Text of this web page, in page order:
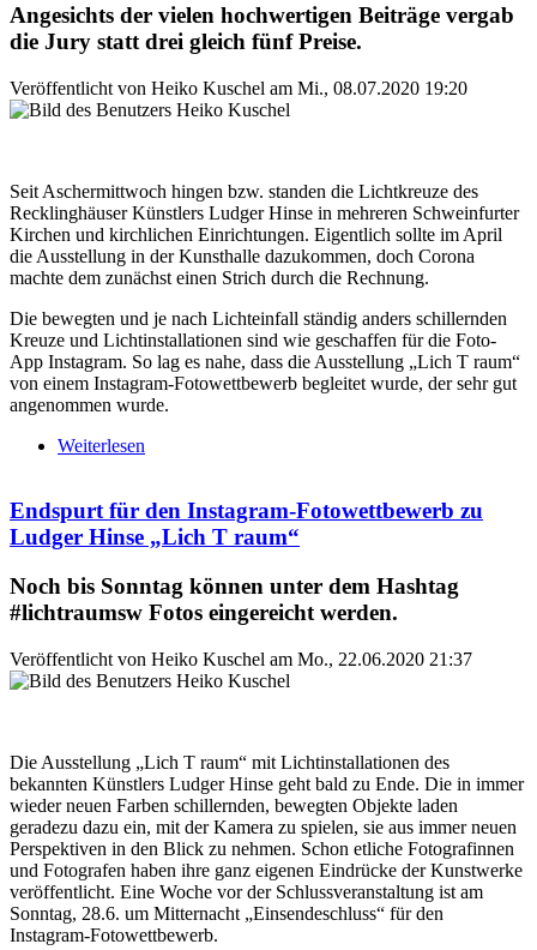
Angesichts der vielen hochwertigen Beiträge vergab
die Jury statt drei gleich fünf Preise.
Veröffentlicht von Heiko Kuschel am Mi., 08.07.2020 19:20
Seit Aschermittwoch hingen bzw. standen die Lichtkreuze des
Recklinghäuser Künstlers Ludger Hinse in mehreren Schweinfurter
Kirchen und kirchlichen Einrichtungen. Eigentlich sollte im April
die Ausstellung in der Kunsthalle dazukommen, doch Corona
machte dem zunächst einen Strich durch die Rechnung.
Die bewegten und je nach Lichteinfall ständig anders schillernden
Kreuze und Lichtinstallationen sind wie geschaffen für die Foto-
App Instagram. So lag es nahe, dass die Ausstellung „Lich T raum“
von einem Instagram-Fotowettbewerb begleitet wurde, der sehr gut
angenommen wurde.
Weiterlesen
Endspurt für den Instagram-Fotowettbewerb zu
Ludger Hinse „Lich T raum“
Noch bis Sonntag können unter dem Hashtag
#lichtraumsw Fotos eingereicht werden.
Veröffentlicht von Heiko Kuschel am Mo., 22.06.2020 21:37
Die Ausstellung „Lich T raum“ mit Lichtinstallationen des
bekannten Künstlers Ludger Hinse geht bald zu Ende. Die in immer
wieder neuen Farben schillernden, bewegten Objekte laden
geradezu dazu ein, mit der Kamera zu spielen, sie aus immer neuen
Perspektiven in den Blick zu nehmen. Schon etliche Fotografinnen
und Fotografen haben ihre ganz eigenen Eindrücke der Kunstwerke
veröffentlicht. Eine Woche vor der Schlussveranstaltung ist am
Sonntag, 28.6. um Mitternacht „Einsendeschluss“ für den
Instagram-Fotowettbewerb.